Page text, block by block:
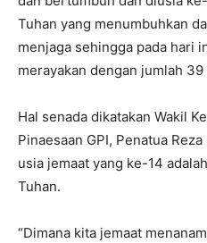
Tuhan yang menumbuhkan
menjaga sehingga pada hari
merayakan dengan jumlah 39
Hal senada dikatakan Wakil
Pinaesaan GPI, Penatua
usia jemaat yang ke-14
Tuhan.
“Dimana kita jemaat